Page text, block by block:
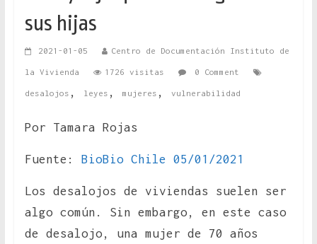
sus hijas
2021-01-05 Centro de Documentación Instituto de
la Vivienda 1726 visitas 0 Comment
desalojos , leyes , mujeres , vulnerabilidad
Por Tamara Rojas
Fuente: BioBio Chile 05/01/2021
Los desalojos de viviendas suelen ser
algo común. Sin embargo, en este caso
de desalojo, una mujer de 70 años